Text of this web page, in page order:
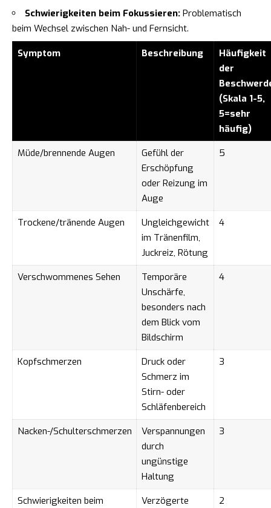
Schwierigkeiten beim Fokussieren: Problematisch
beim Wechsel zwischen Nah- und Fernsicht.
Symptom Beschreibung
Häufigkeit
der
(Skala 1-5,
5=sehr
häufig)
Müde/brennende Augen
Gefühl der
Erschöpfung
oder Reizung im
Auge
5
Trockene/tränende Augen
Ungleichgewicht
im Tränenfilm,
Juckreiz, Rötung
4
Verschwommenes Sehen
Temporäre
Unschärfe,
besonders nach
dem Blick vom
Bildschirm
4
Kopfschmerzen
Druck oder
Schmerz im
Stirn- oder
Schläfenbereich
3
Nacken-/Schulterschmerzen
Verspannungen
durch
ungünstige
Haltung
3
Schwierigkeiten beim
Verzögerte
2